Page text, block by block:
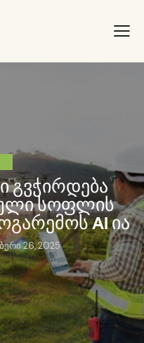
გვჭირდება
სოფლის
AI ია
26, 2025